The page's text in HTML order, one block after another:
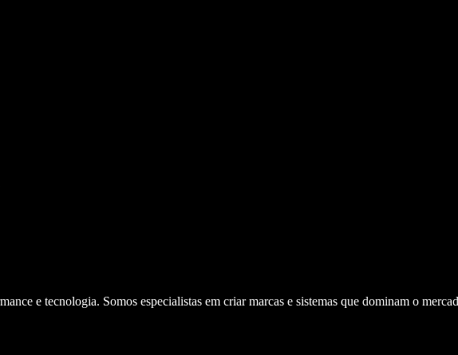
e tecnologia. Somos especialistas em criar marcas e sistemas que dominam o